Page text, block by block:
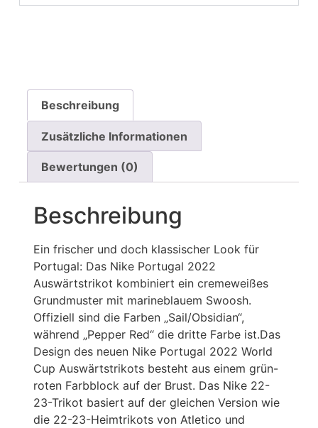
Beschreibung
Zusätzliche Informationen
Bewertungen (0)
Beschreibung
Ein frischer und doch klassischer Look für
Portugal: Das Nike Portugal 2022
Auswärtstrikot kombiniert ein cremeweißes
Grundmuster mit marineblauem Swoosh.
Offiziell sind die Farben „Sail/Obsidian“,
während „Pepper Red“ die dritte Farbe ist.Das
Design des neuen Nike Portugal 2022 World
Cup Auswärtstrikots besteht aus einem grün-
roten Farbblock auf der Brust. Das Nike 22-
23-Trikot basiert auf der gleichen Version wie
die 22-23-Heimtrikots von Atletico und